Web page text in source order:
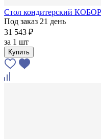
Стол кондитерский
Под заказ 21 день
31 543 ₽
за 1 шт
Купить